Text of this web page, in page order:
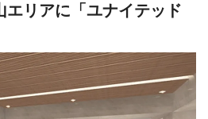
エリアに「ユナイテッド